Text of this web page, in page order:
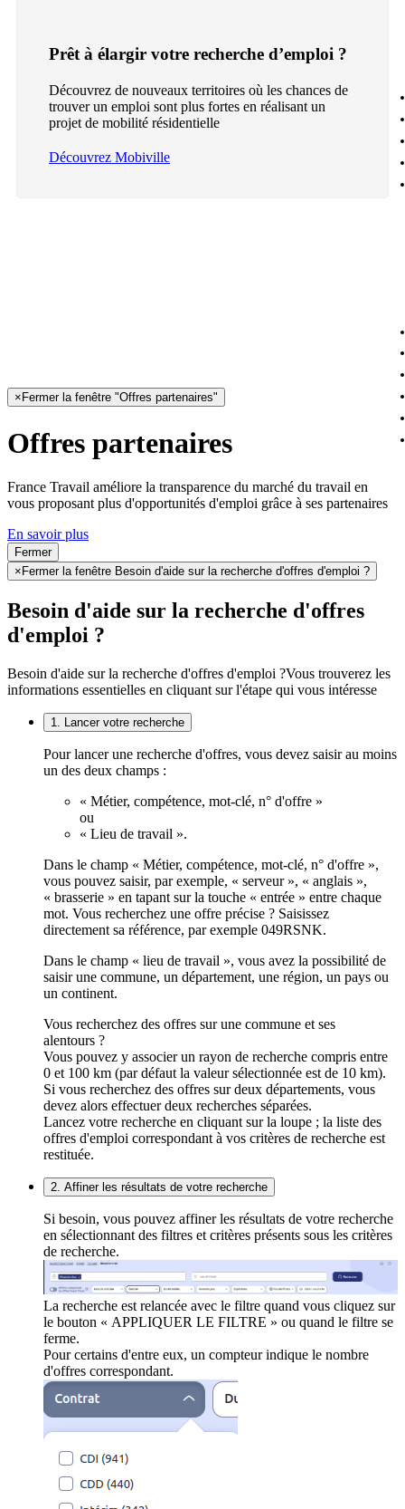
Prêt à élargir votre recherche d’emploi ?
Découvrez de nouveaux territoires où les chances de
trouver un emploi sont plus fortes en réalisant un
projet de mobilité résidentielle
Découvrez Mobiville
× Fermer la fenêtre "Offres partenaires"
Offres partenaires
France Travail améliore la transparence du marché du travail en
vous proposant plus d'opportunités d'emploi grâce à ses partenaires
En savoir plus
Fermer
× Fermer la fenêtre Besoin d'aide sur la recherche d'offres d'emploi ?
Besoin d'aide sur la recherche d'offres
d'emploi ?
Besoin d'aide sur la recherche d'offres d'emploi ?Vous trouverez les
informations essentielles en cliquant sur l'étape qui vous intéresse
1. Lancer votre recherche
Pour lancer une recherche d'offres, vous devez saisir au moins
un des deux champs :
« Métier, compétence, mot-clé, n° d'offre »
ou
« Lieu de travail ».
Dans le champ « Métier, compétence, mot-clé, n° d'offre »,
vous pouvez saisir, par exemple, « serveur », « anglais »,
« brasserie » en tapant sur la touche « entrée » entre chaque
mot. Vous recherchez une offre précise ? Saisissez
directement sa référence, par exemple 049RSNK.
Dans le champ « lieu de travail », vous avez la possibilité de
saisir une commune, un département, une région, un pays ou
un continent.
Vous recherchez des offres sur une commune et ses
alentours ?
Vous pouvez y associer un rayon de recherche compris entre
0 et 100 km (par défaut la valeur sélectionnée est de 10 km).
Si vous recherchez des offres sur deux départements, vous
devez alors effectuer deux recherches séparées.
Lancez votre recherche en cliquant sur la loupe ; la liste des
offres d'emploi correspondant à vos critères de recherche est
restituée.
2. Affiner les résultats de votre recherche
Si besoin, vous pouvez affiner les résultats de votre recherche
en sélectionnant des filtres et critères présents sous les critères
de recherche.
La recherche est relancée avec le filtre quand vous cliquez sur
le bouton « APPLIQUER LE FILTRE » ou quand le filtre se
ferme.
Pour certains d'entre eux, un compteur indique le nombre
d'offres correspondant.